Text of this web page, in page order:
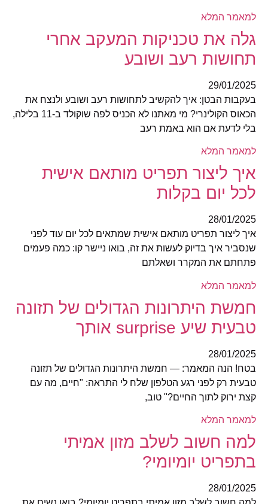
למאמר המלא
גלה את טכניקות המעקב אחרי
תחושות רעב ושובע
29/01/2025
בעקבות הבטן: איך להקשיב לתחושות רעב ושובע ולנצח את
הכאוס הקולינרי? מי מאתנו לא הכניס לפה שוקולד ב-11 בלילה,
בלי לדעת אם הוא באמת רעב
למאמר המלא
איך ליצור תפריט מותאם אישית
לכל יום בקלות
28/01/2025
איך ליצור תפריט מותאם אישית שמתאים לכל יום עוד לפני
שנסביר איך בדיוק לעשות את זה, בואו ניישר קו: כמה פעמים
פתחתם את המקרר ושאלתם
למאמר המלא
חמשת היתרונות הגדולים של תזונה
טבעית שיע surprise אותך
28/01/2025
בטח! הנה המאמר: — חמשת היתרונות הגדולים של תזונה
טבעית רק לפני רגע הטלפון שלח לי התראה: "חיים, מה עם
קצת ירוק לתוך החיים?" טוב,
למאמר המלא
למה חשוב לשלב מזון אמיתי
בתפריט יומיומי?
28/01/2025